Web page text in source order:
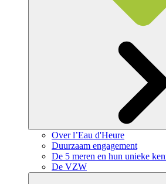
Over l’Eau d'Heure
Duurzaam engagement
De 5 meren en hun unieke
De VZW